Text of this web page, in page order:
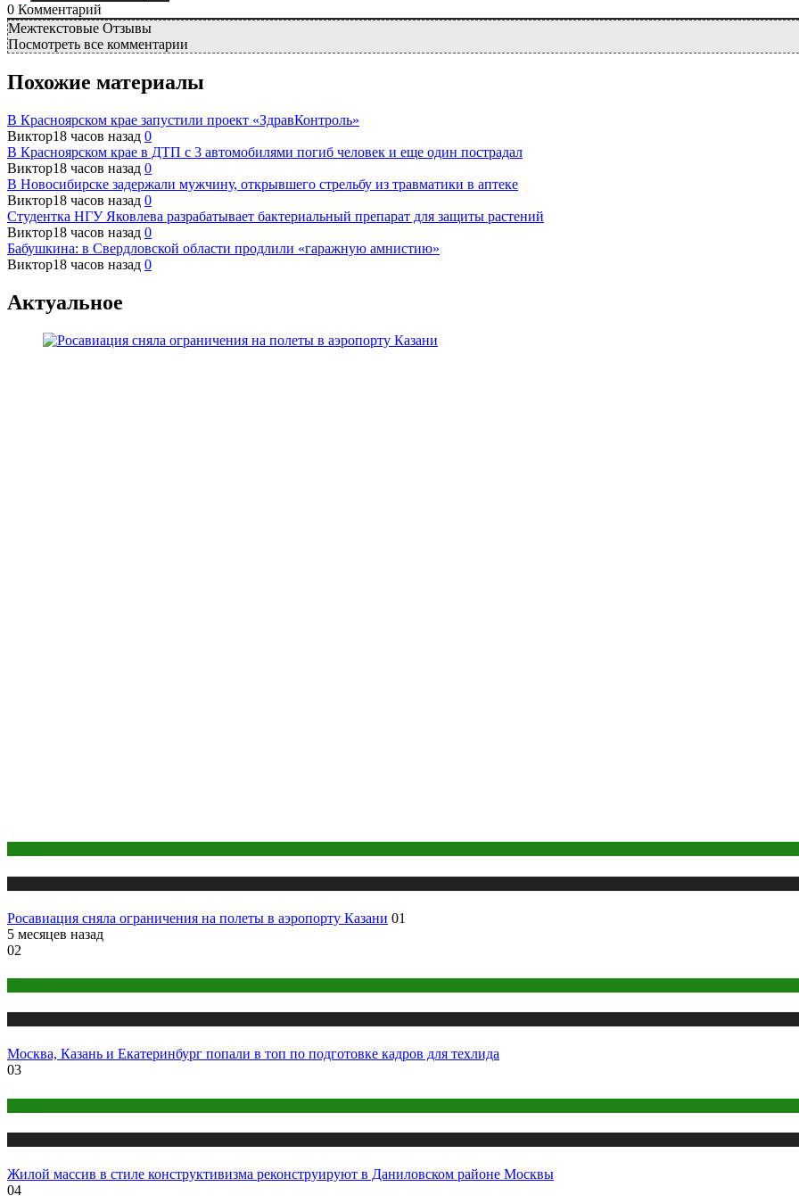
0 Комментарий
Межтекстовые Отзывы
Посмотреть все комментарии
Похожие материалы
В Красноярском крае запустили проект «ЗдравКонтроль»
Виктор18 часов назад 0
В Красноярском крае в ДТП с 3 автомобилями погиб человек и еще один пострадал
Виктор18 часов назад 0
В Новосибирске задержали мужчину, открывшего стрельбу из травматики в аптеке
Виктор18 часов назад 0
Студентка НГУ Яковлева разрабатывает бактериальный препарат для защиты растений
Виктор18 часов назад 0
Бабушкина: в Свердловской области продлили «гаражную амнистию»
Виктор18 часов назад 0
Актуальное
Росавиация сняла ограничения на полеты в аэропорту Казани 01
5 месяцев назад
02
Москва, Казань и Екатеринбург попали в топ по подготовке кадров для техлида
03
Жилой массив в стиле конструктивизма реконструируют в Даниловском районе Москвы
04